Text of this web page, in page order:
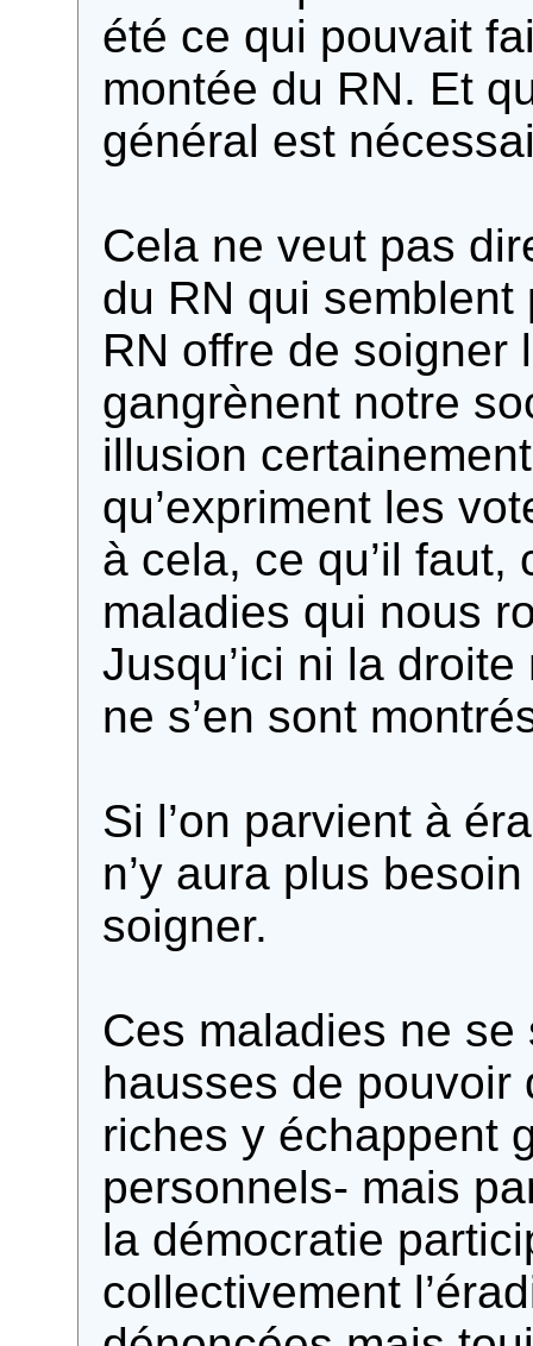
été ce qui pouvait
montée du RN. Et
général est
Cela ne veut pas
du RN qui
RN offre de soigner
gangrènent notre
illusion
qu’expriment les
à cela, ce qu’il faut,
maladies qui nous
Jusqu’ici ni la
ne s’en sont
Si l’on parvient à
n’y aura plus
soigner.
Ces maladies ne
hausses de pouvoir
riches y échappent
personnels- mais
la démocratie
collectivement